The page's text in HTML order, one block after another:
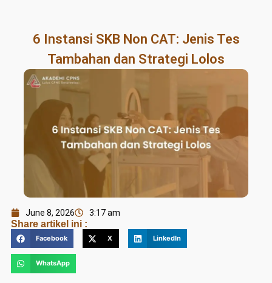
6 Instansi SKB Non CAT: Jenis Tes
Tambahan dan Strategi Lolos
June 8, 2026 3:17 am
Share artikel ini :
Facebook X LinkedIn
WhatsApp